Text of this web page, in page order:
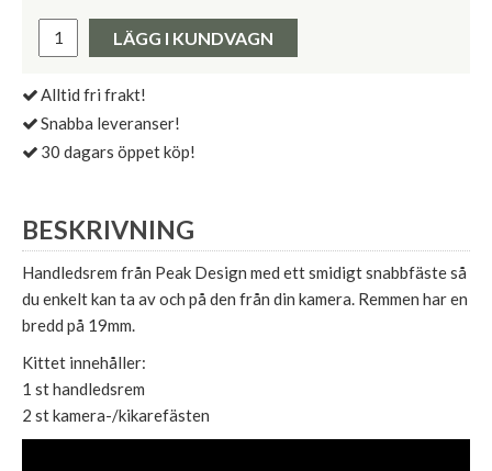
Pris:
LÄGG I KUNDVAGN
Alltid fri frakt!
Snabba leveranser!
30 dagars öppet köp!
BESKRIVNING
Handledsrem från Peak Design med ett smidigt snabbfäste så
du enkelt kan ta av och på den från din kamera. Remmen har en
bredd på 19mm.
Kittet innehåller:
1 st handledsrem
2 st kamera-/kikarefästen